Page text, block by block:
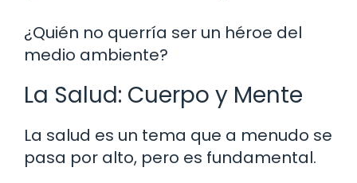
¿Quién no querría ser un héroe del
medio ambiente?
La Salud: Cuerpo y Mente
La salud es un tema que a menudo se
pasa por alto, pero es fundamental.